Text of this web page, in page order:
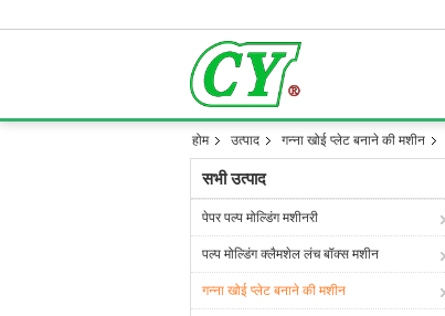
होम उत्पाद गन्ना खोई प्लेट बनाने की मशीन
सभी उत्पाद
पेपर पल्प मोल्डिंग मशीनरी
पल्प मोल्डिंग क्लैमशेल लंच बॉक्स मशीन
गन्ना खोई प्लेट बनाने की मशीन